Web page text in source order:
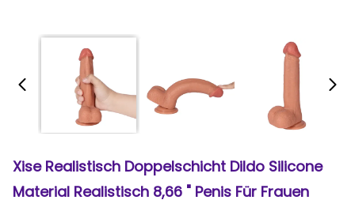
Xise Realistisch Doppelschicht Dildo Silicone
Material Realistisch 8,66 " Penis Für Frauen